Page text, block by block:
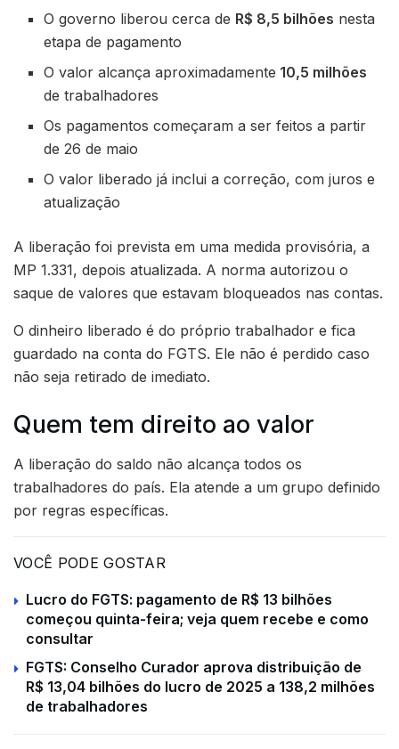
O governo liberou cerca de R$ 8,5 bilhões nesta
etapa de pagamento
O valor alcança aproximadamente 10,5 milhões
de trabalhadores
Os pagamentos começaram a ser feitos a partir
de 26 de maio
O valor liberado já inclui a correção, com juros e
atualização
A liberação foi prevista em uma medida provisória, a
MP 1.331, depois atualizada. A norma autorizou o
saque de valores que estavam bloqueados nas contas.
O dinheiro liberado é do próprio trabalhador e fica
guardado na conta do FGTS. Ele não é perdido caso
não seja retirado de imediato.
Quem tem direito ao valor
A liberação do saldo não alcança todos os
trabalhadores do país. Ela atende a um grupo definido
por regras específicas.
VOCÊ PODE GOSTAR
Lucro do FGTS: pagamento de R$ 13 bilhões
começou quinta-feira; veja quem recebe e como
consultar
FGTS: Conselho Curador aprova distribuição de
R$ 13,04 bilhões do lucro de 2025 a 138,2 milhões
de trabalhadores